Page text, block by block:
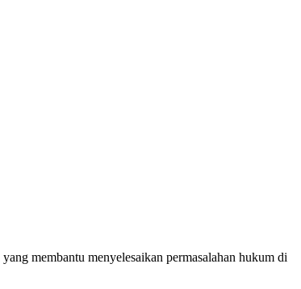
membantu menyelesaikan permasalahan hukum di